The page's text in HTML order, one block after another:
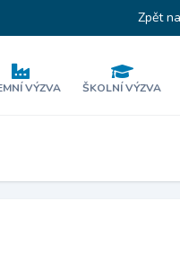
Zpět
VÝZVA ŠKOLNÍ VÝZVA